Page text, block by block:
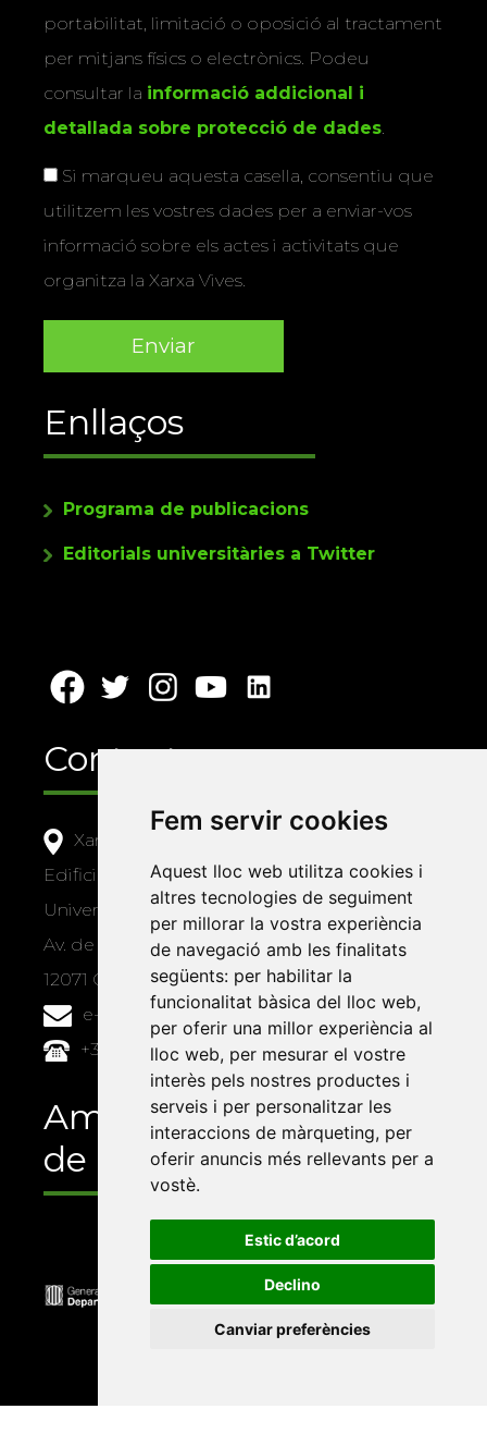
Fem servir cookies
Aquest lloc web utilitza cookies i
altres tecnologies de seguiment
per millorar la vostra experiència
de navegació amb les finalitats
següents: per habilitar la
funcionalitat bàsica del lloc web,
per oferir una millor experiència al
lloc web, per mesurar el vostre
interès pels nostres productes i
serveis i per personalitzar les
interaccions de màrqueting, per
oferir anuncis més rellevants per a
vostè.
Estic d’acord
Declino
Canviar preferències
portabilitat, limitació o oposició al tractament
per mitjans físics o electrònics. Podeu
consultar la informació addicional i
detallada sobre protecció de dades.
Si marqueu aquesta casella, consentiu que
utilitzem les vostres dades per a enviar-vos
informació sobre els actes i activitats que
organitza la Xarxa Vives.
Enllaços
Programa de publicacions
Editorials universitàries a Twitter
Contacte
Xarxa Vives d'Universitats
Edifici Àgora
Universitat Jaume I, local 10
Av. de Vicent Sos Baynat, s/n
12071 Castelló de la Plana
e-buc@vives.org
+34 964 72 89 93
Amb el suport
de